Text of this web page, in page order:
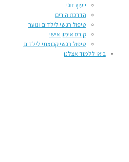
ייעוץ זוגי
הדרכת הורים
טיפול רגשי לילדים ונוער
קורס אימון אישי
טיפול רגשי קבוצתי לילדים
בואו ללמוד אצלנו